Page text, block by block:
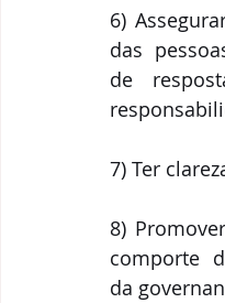
6)
das
de
7) Ter
8)
comporte
da